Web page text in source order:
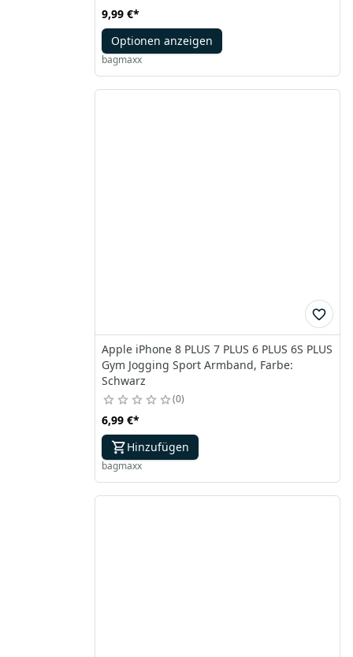
9,99 €*
Optionen anzeigen
bagmaxx
Apple iPhone 8 PLUS 7 PLUS 6 PLUS 6S PLUS
Gym Jogging Sport Armband, Farbe:
Schwarz
0
6,99 €*
Hinzufügen
bagmaxx